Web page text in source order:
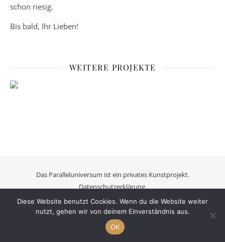
schon riesig.
Bis bald, Ihr Lieben!
WEITERE PROJEKTE
Das Paralleluniversum ist ein privates Kunstprojekt.
Datenschutzerklärung.
Ashe Theme vonWP Royal.
Diese Website benutzt Cookies. Wenn du die Website weiter
nutzt, gehen wir von deinem Einverständnis aus.
OK